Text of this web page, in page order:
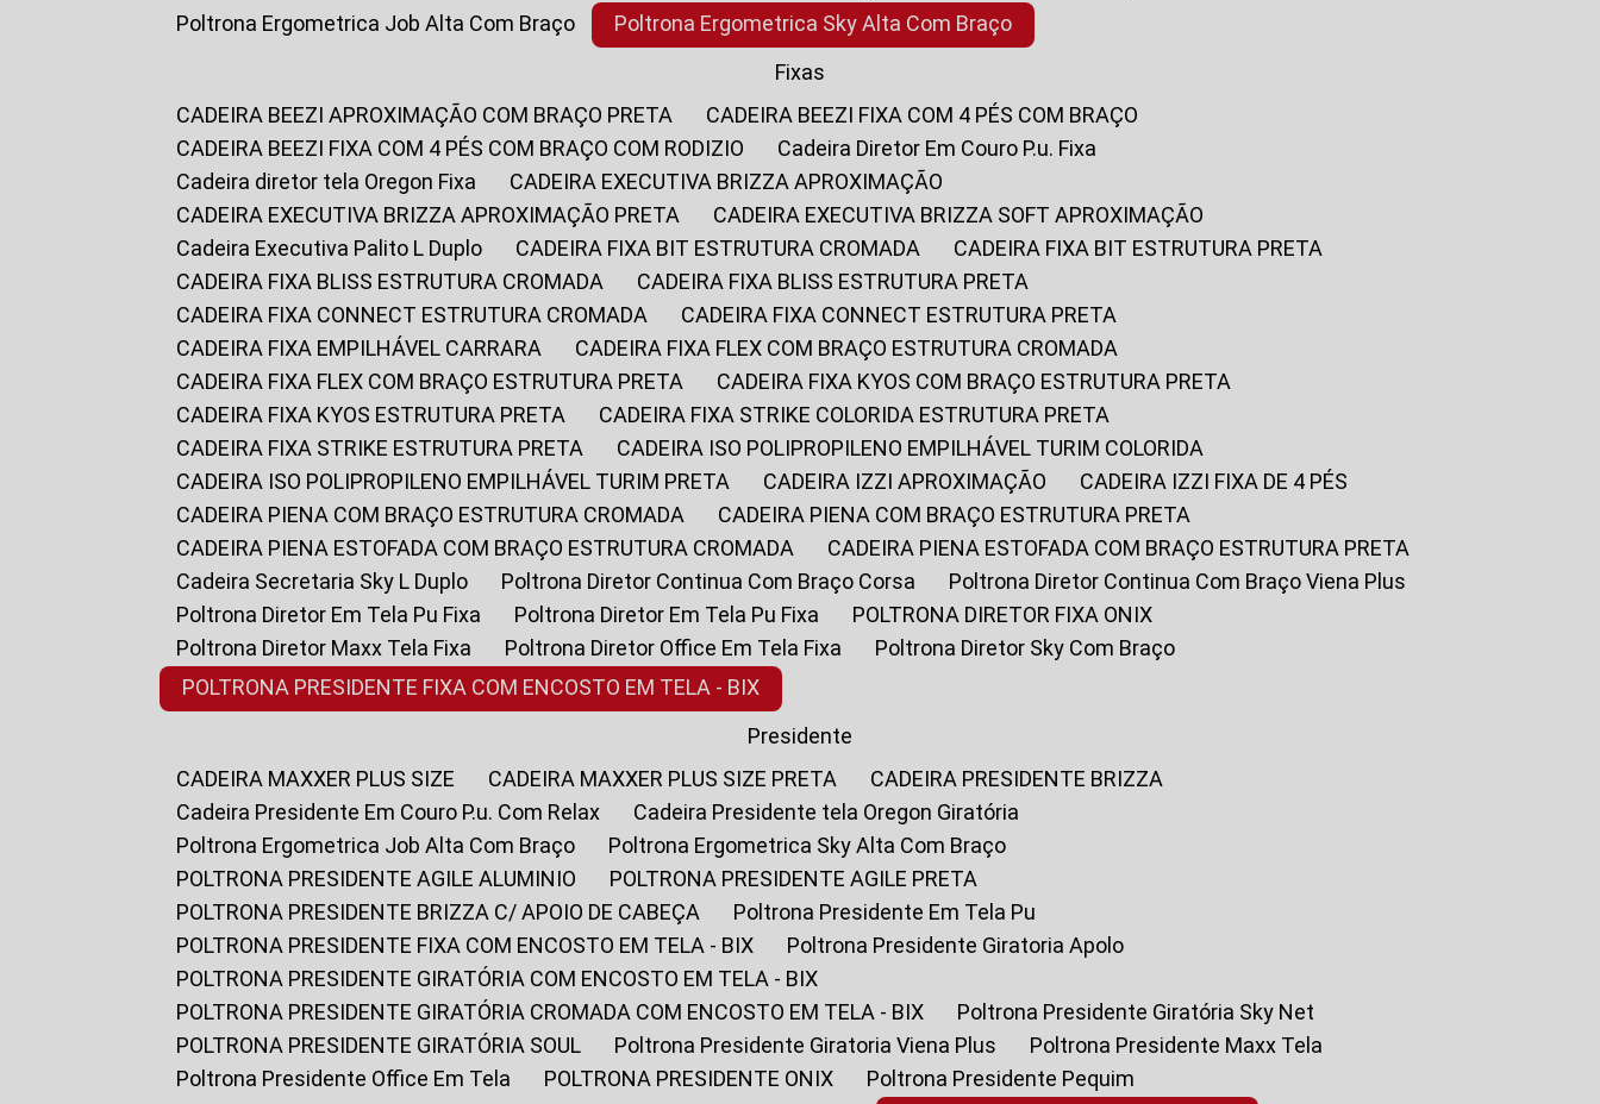
Poltrona Ergometrica Job Alta Com Braço
Poltrona Ergometrica Sky Alta Com Braço
Fixas
CADEIRA BEEZI APROXIMAÇÃO COM BRAÇO PRETA
CADEIRA BEEZI FIXA COM 4 PÉS COM BRAÇO
CADEIRA BEEZI FIXA COM 4 PÉS COM BRAÇO COM RODIZIO
Cadeira Diretor Em Couro P.u. Fixa
Cadeira diretor tela Oregon Fixa
CADEIRA EXECUTIVA BRIZZA APROXIMAÇÃO
CADEIRA EXECUTIVA BRIZZA APROXIMAÇÃO PRETA
CADEIRA EXECUTIVA BRIZZA SOFT APROXIMAÇÃO
Cadeira Executiva Palito L Duplo
CADEIRA FIXA BIT ESTRUTURA CROMADA
CADEIRA FIXA BIT ESTRUTURA PRETA
CADEIRA FIXA BLISS ESTRUTURA CROMADA
CADEIRA FIXA BLISS ESTRUTURA PRETA
CADEIRA FIXA CONNECT ESTRUTURA CROMADA
CADEIRA FIXA CONNECT ESTRUTURA PRETA
CADEIRA FIXA EMPILHÁVEL CARRARA
CADEIRA FIXA FLEX COM BRAÇO ESTRUTURA CROMADA
CADEIRA FIXA FLEX COM BRAÇO ESTRUTURA PRETA
CADEIRA FIXA KYOS COM BRAÇO ESTRUTURA PRETA
CADEIRA FIXA KYOS ESTRUTURA PRETA
CADEIRA FIXA STRIKE COLORIDA ESTRUTURA PRETA
CADEIRA FIXA STRIKE ESTRUTURA PRETA
CADEIRA ISO POLIPROPILENO EMPILHÁVEL TURIM COLORIDA
CADEIRA ISO POLIPROPILENO EMPILHÁVEL TURIM PRETA
CADEIRA IZZI APROXIMAÇÃO
CADEIRA IZZI FIXA DE 4 PÉS
CADEIRA PIENA COM BRAÇO ESTRUTURA CROMADA
CADEIRA PIENA COM BRAÇO ESTRUTURA PRETA
CADEIRA PIENA ESTOFADA COM BRAÇO ESTRUTURA CROMADA
CADEIRA PIENA ESTOFADA COM BRAÇO ESTRUTURA PRETA
Cadeira Secretaria Sky L Duplo
Poltrona Diretor Continua Com Braço Corsa
Poltrona Diretor Continua Com Braço Viena Plus
Poltrona Diretor Em Tela Pu Fixa
Poltrona Diretor Em Tela Pu Fixa
POLTRONA DIRETOR FIXA ONIX
Poltrona Diretor Maxx Tela Fixa
Poltrona Diretor Office Em Tela Fixa
Poltrona Diretor Sky Com Braço
POLTRONA PRESIDENTE FIXA COM ENCOSTO EM TELA - BIX
Presidente
CADEIRA MAXXER PLUS SIZE
CADEIRA MAXXER PLUS SIZE PRETA
CADEIRA PRESIDENTE BRIZZA
Cadeira Presidente Em Couro P.u. Com Relax
Cadeira Presidente tela Oregon Giratória
Poltrona Ergometrica Job Alta Com Braço
Poltrona Ergometrica Sky Alta Com Braço
POLTRONA PRESIDENTE AGILE ALUMINIO
POLTRONA PRESIDENTE AGILE PRETA
POLTRONA PRESIDENTE BRIZZA C/ APOIO DE CABEÇA
Poltrona Presidente Em Tela Pu
POLTRONA PRESIDENTE FIXA COM ENCOSTO EM TELA - BIX
Poltrona Presidente Giratoria Apolo
POLTRONA PRESIDENTE GIRATÓRIA COM ENCOSTO EM TELA - BIX
POLTRONA PRESIDENTE GIRATÓRIA CROMADA COM ENCOSTO EM TELA - BIX
Poltrona Presidente Giratória Sky Net
POLTRONA PRESIDENTE GIRATÓRIA SOUL
Poltrona Presidente Giratoria Viena Plus
Poltrona Presidente Maxx Tela
Poltrona Presidente Office Em Tela
POLTRONA PRESIDENTE ONIX
Poltrona Presidente Pequim